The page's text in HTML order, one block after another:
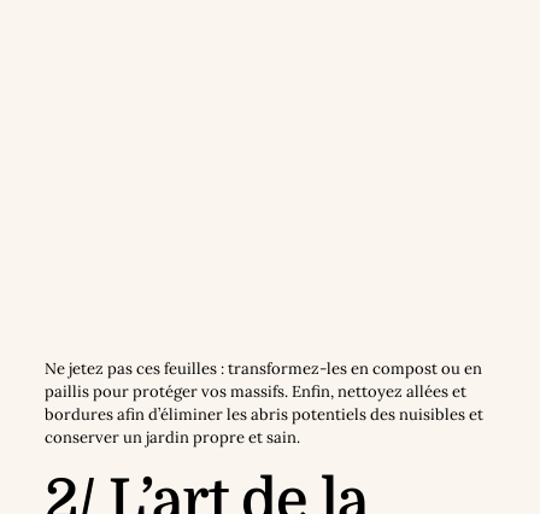
Ne jetez pas ces feuilles : transformez-les en compost ou en
paillis pour protéger vos massifs. Enfin, nettoyez allées et
bordures afin d’éliminer les abris potentiels des nuisibles et
conserver un jardin propre et sain.